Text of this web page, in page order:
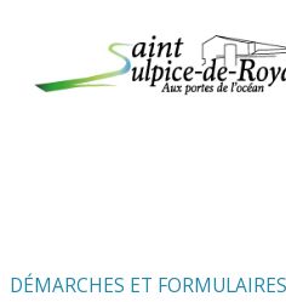
DÉMARCHES ET FORMULAIRES